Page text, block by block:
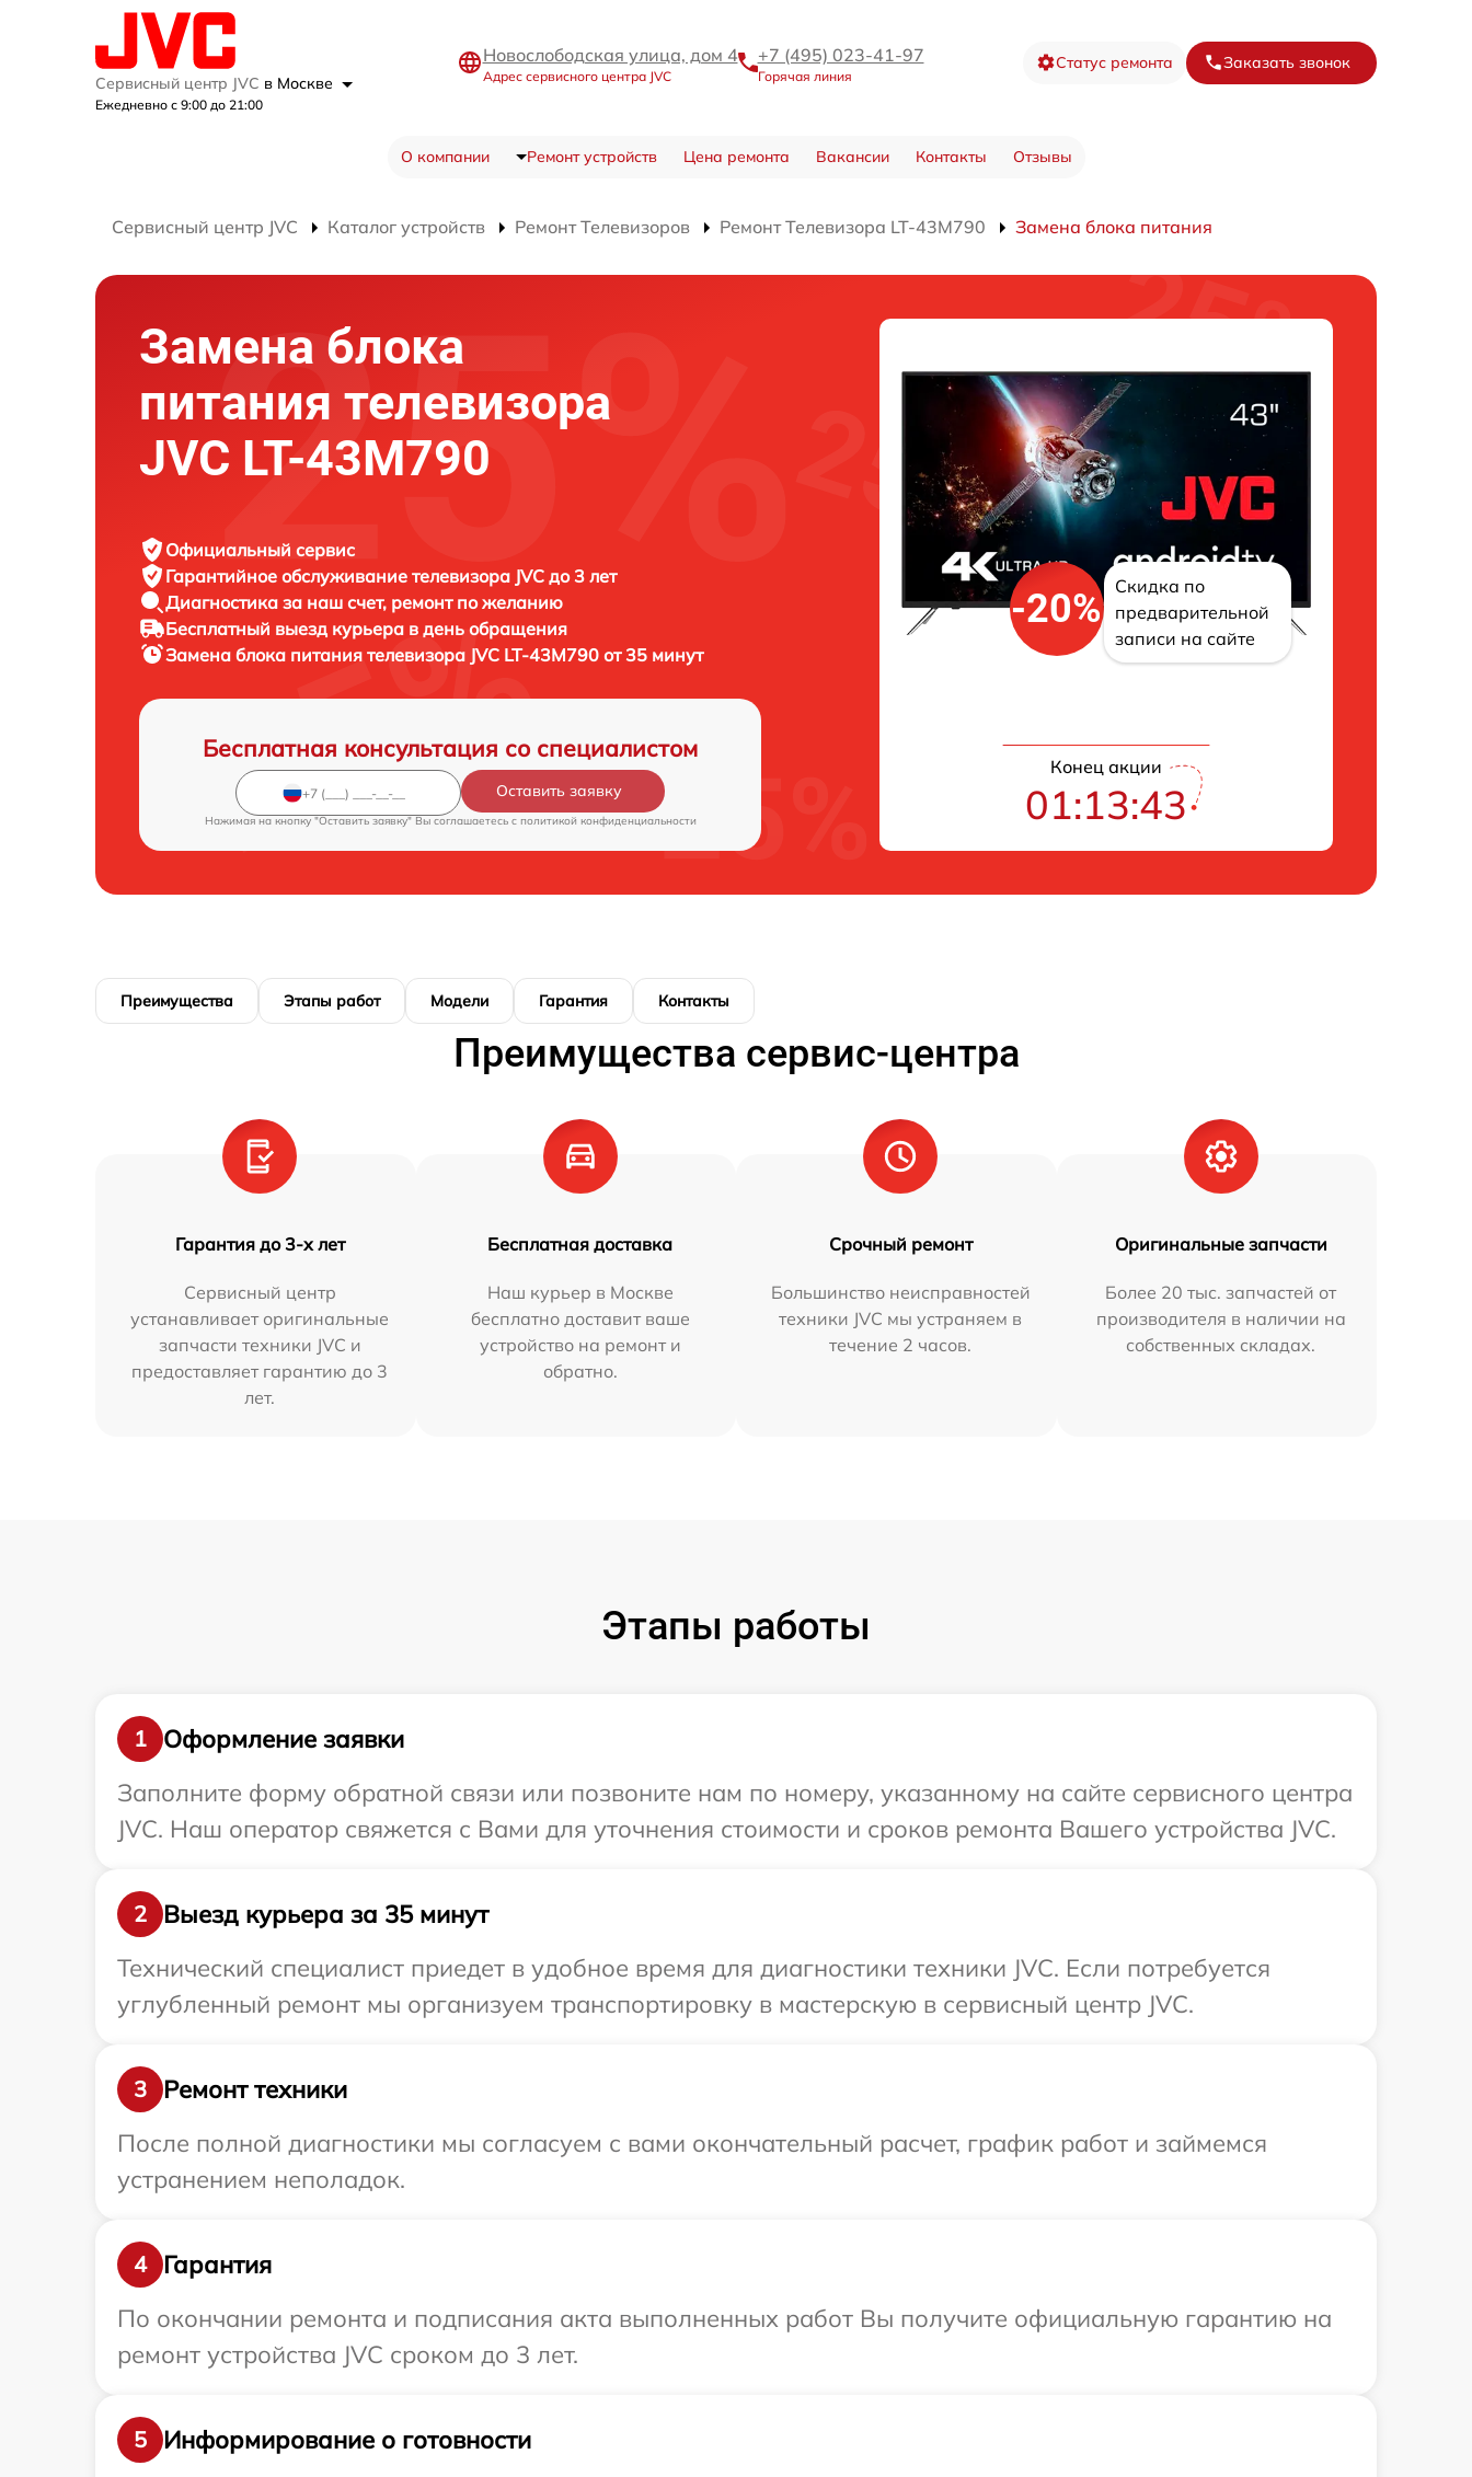
Сервисный центр JVC в Москве
Ежедневно с 9:00 до 21:00
Новослободская улица, дом 4
Адрес сервисного центра JVC
+7 (495) 023-41-97
Горячая линия
Статус ремонта Заказать звонок
О компании Ремонт устройств Цена ремонта Вакансии Контакты Отзывы
Сервисный центр JVC Каталог устройств Ремонт Телевизоров Ремонт Телевизора LT-43M790 Замена блока питания
Замена блока
питания телевизора
JVC LT-43M790
Официальный сервис
Гарантийное обслуживание телевизора JVC до 3 лет
Диагностика за наш счет, ремонт по желанию
Бесплатный выезд курьера в день обращения
Замена блока питания телевизора JVC LT-43M790 от 35 минут
Бесплатная консультация со специалистом
Оставить заявку
Нажимая на кнопку "Оставить заявку" Вы соглашаетесь c политикой конфиденциальности
-20%
Скидка по
предварительной
записи на сайте
Конец акции
01:13:42
Преимущества Этапы работ Модели Гарантия Контакты
Преимущества сервис-центра
Гарантия до 3-х лет
Сервисный центр
устанавливает оригинальные
запчасти техники JVC и
предоставляет гарантию до 3
лет.
Бесплатная доставка
Наш курьер в Москве
бесплатно доставит ваше
устройство на ремонт и
обратно.
Срочный ремонт
Большинство неисправностей
техники JVC мы устраняем в
течение 2 часов.
Оригинальные запчасти
Более 20 тыс. запчастей от
производителя в наличии на
собственных складах.
Этапы работы
1
Оформление заявки
Заполните форму обратной связи или позвоните нам по номеру, указанному на сайте сервисного центра
JVC. Наш оператор свяжется с Вами для уточнения стоимости и сроков ремонта Вашего устройства JVC.
2
Выезд курьера за 35 минут
Технический специалист приедет в удобное время для диагностики техники JVC. Если потребуется
углубленный ремонт мы организуем транспортировку в мастерскую в сервисный центр JVC.
3
Ремонт техники
После полной диагностики мы согласуем с вами окончательный расчет, график работ и займемся
устранением неполадок.
4
Гарантия
По окончании ремонта и подписания акта выполненных работ Вы получите официальную гарантию на
ремонт устройства JVC сроком до 3 лет.
5
Информирование о готовности